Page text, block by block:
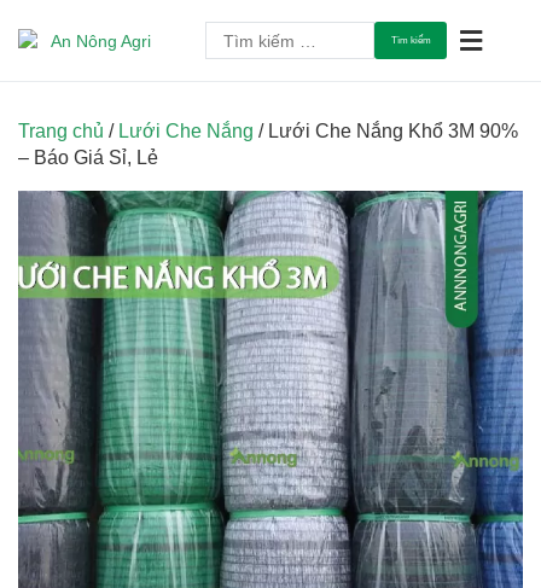
An Nông Agri
An Tâm Làm Nông
Tìm
kiếm
Trang chủ / Lưới Che Nắng / Lưới Che Nắng Khổ 3M 90%
– Báo Giá Sỉ, Lẻ